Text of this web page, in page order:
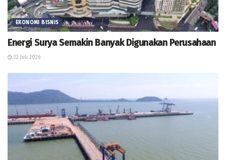
EKONOMI BISNIS
Energi Surya Semakin Banyak Digunakan Perusahaan
22 Juli 2026